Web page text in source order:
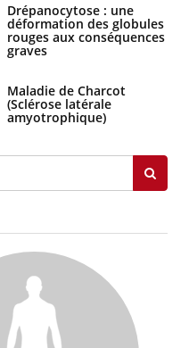
le sud de la
Drépanocytose : une
déformation des globules
rouges aux conséquences
graves
Maladie de Charcot
(Sclérose latérale
amyotrophique)